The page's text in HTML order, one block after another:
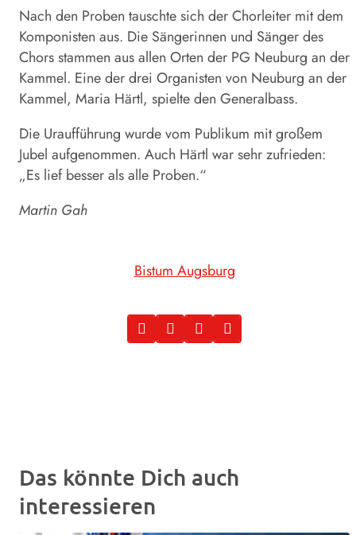
Nach den Proben tauschte sich der Chorleiter mit dem
Komponisten aus. Die Sängerinnen und Sänger des
Chors stammen aus allen Orten der PG Neuburg an der
Kammel. Eine der drei Organisten von Neuburg an der
Kammel, Maria Härtl, spielte den Generalbass.
Die Uraufführung wurde vom Publikum mit großem
Jubel aufgenommen. Auch Härtl war sehr zufrieden:
„Es lief besser als alle Proben.“
Martin Gah
Bistum Augsburg
Das könnte Dich auch
interessieren